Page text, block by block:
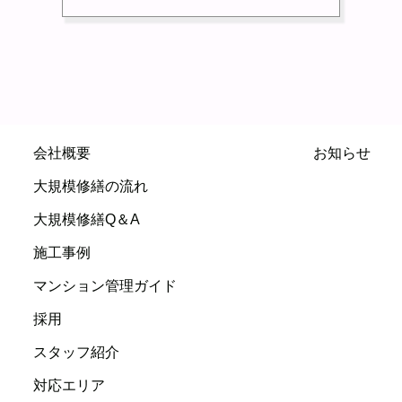
会社概要
大規模修繕の流れ
大規模修繕Q＆A
施工事例
マンション管理ガイド
採用
スタッフ紹介
対応エリア
お知らせ